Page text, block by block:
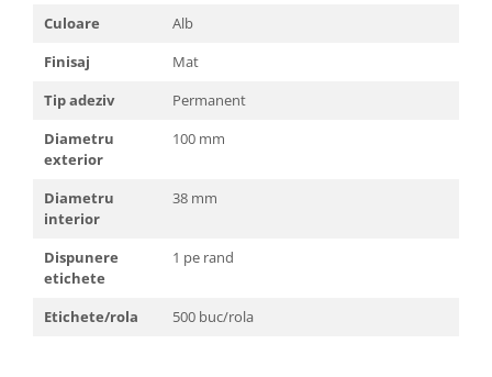
Culoare
Alb
Finisaj
Mat
Tip adeziv
Permanent
Diametru
exterior
100 mm
Diametru
interior
38 mm
Dispunere
etichete
1 pe rand
Etichete/rola 500 buc/rola